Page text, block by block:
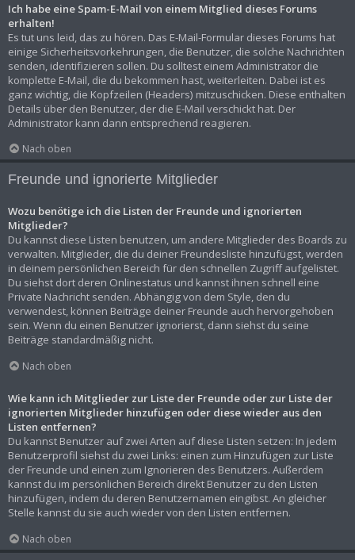
Ich habe eine Spam-E-Mail von einem Mitglied dieses Forums
erhalten!
Es tut uns leid, das zu hören. Das E-Mail-Formular dieses Forums hat
einige Sicherheitsvorkehrungen, die Benutzer, die solche Nachrichten
senden, identifizieren sollen. Du solltest einem Administrator die
komplette E-Mail, die du bekommen hast, weiterleiten. Dabei ist es
ganz wichtig, die Kopfzeilen (Headers) mitzuschicken. Diese enthalten
Details über den Benutzer, der die E-Mail verschickt hat. Der
Administrator kann dann entsprechend reagieren.
Nach oben
Freunde und ignorierte Mitglieder
Wozu benötige ich die Listen der Freunde und ignorierten
Mitglieder?
Du kannst diese Listen benutzen, um andere Mitglieder des Boards zu
verwalten. Mitglieder, die du deiner Freundesliste hinzufügst, werden
in deinem persönlichen Bereich für den schnellen Zugriff aufgelistet.
Du siehst dort deren Onlinestatus und kannst ihnen schnell eine
Private Nachricht senden. Abhängig von dem Style, den du
verwendest, können Beiträge deiner Freunde auch hervorgehoben
sein. Wenn du einen Benutzer ignorierst, dann siehst du seine
Beiträge standardmäßig nicht.
Nach oben
Wie kann ich Mitglieder zur Liste der Freunde oder zur Liste der
ignorierten Mitglieder hinzufügen oder diese wieder aus den
Listen entfernen?
Du kannst Benutzer auf zwei Arten auf diese Listen setzen: In jedem
Benutzerprofil siehst du zwei Links: einen zum Hinzufügen zur Liste
der Freunde und einen zum Ignorieren des Benutzers. Außerdem
kannst du im persönlichen Bereich direkt Benutzer zu den Listen
hinzufügen, indem du deren Benutzernamen eingibst. An gleicher
Stelle kannst du sie auch wieder von den Listen entfernen.
Nach oben